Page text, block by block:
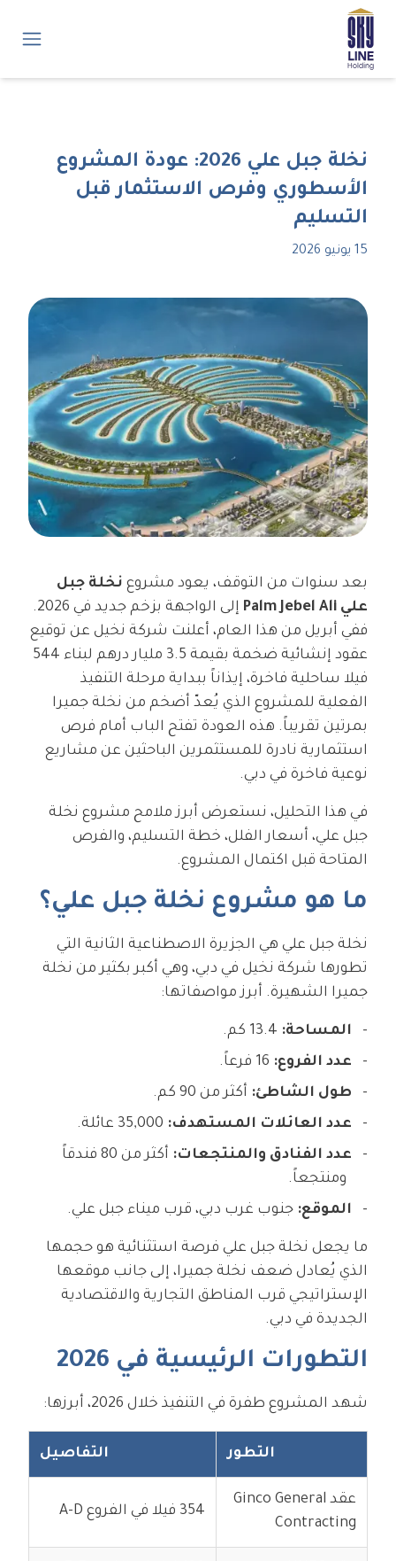
نخلة جبل علي 2026: عودة المشروع
الأسطوري وفرص الاستثمار قبل
التسليم
15 يونيو 2026
بعد سنوات من التوقف، يعود مشروع نخلة جبل
علي Palm Jebel Ali
إلى الواجهة بزخم جديد في 2026.
ففي أبريل من هذا العام، أعلنت شركة نخيل عن توقيع
عقود إنشائية ضخمة بقيمة 3.5 مليار درهم لبناء 544
فيلا ساحلية فاخرة، إيذاناً ببداية مرحلة التنفيذ
الفعلية للمشروع الذي يُعدّ أضخم من نخلة جميرا
بمرتين تقريباً. هذه العودة تفتح الباب أمام فرص
استثمارية نادرة للمستثمرين الباحثين عن مشاريع
نوعية فاخرة في دبي.
في هذا التحليل، نستعرض أبرز ملامح مشروع نخلة
جبل علي، أسعار الفلل، خطة التسليم، والفرص
المتاحة قبل اكتمال المشروع.
ما هو مشروع نخلة جبل علي؟
نخلة جبل علي هي الجزيرة الاصطناعية الثانية التي
تطورها شركة نخيل في دبي، وهي أكبر بكثير من نخلة
جميرا الشهيرة. أبرز مواصفاتها:
المساحة:
عدد الفروع:
طول الشاطئ: أكثر من 90 كم.
عدد العائلات المستهدف:
عدد الفنادق والمنتجعات:
أكثر من 80 فندقاً
ومنتجعاً.
الموقع: جنوب غرب دبي، قرب ميناء جبل علي.
ما يجعل نخلة جبل علي فرصة استثنائية هو حجمها
الذي يُعادل ضعف نخلة جميرا، إلى جانب موقعها
الإستراتيجي قرب المناطق التجارية والاقتصادية
الجديدة في دبي.
التطورات الرئيسية في 2026
شهد المشروع طفرة في التنفيذ خلال 2026، أبرزها:
التطور التفاصيل
عقد Ginco General
Contracting
354 فيلا في الفروع A-D